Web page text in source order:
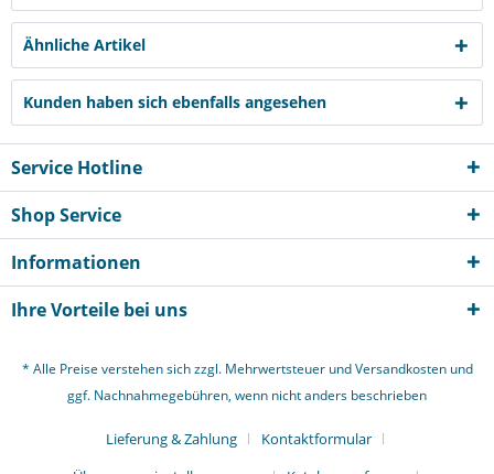
Ähnliche Artikel
Kunden haben sich ebenfalls angesehen
Service Hotline
Shop Service
Informationen
Ihre Vorteile bei uns
* Alle Preise verstehen sich zzgl. Mehrwertsteuer undVersandkostenund
ggf. Nachnahmegebühren, wenn nicht anders beschrieben
Lieferung & Zahlung
Kontaktformular